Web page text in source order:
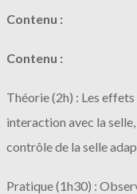
Contenu :
Contenu :
Théorie (2h) : Les
interaction avec la
contrôle de la selle
Pratique (1h30) :